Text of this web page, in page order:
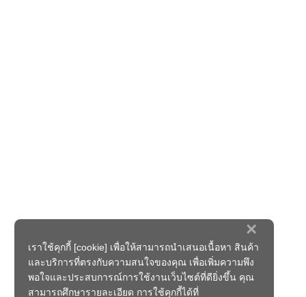
×
เราใช้คุกกี้ [cookie] เพื่อให้สามารถนำเสนอเนื้อหา สินค้า
และบริการที่ตรงกับความสนใจของคุณ เพื่อเพิ่มความพึง
พอใจและประสบการณ์การใช้งานเว็บไซต์ที่ดียิ่งขึ้น คุณ
สามารถศึกษารายละเอียด การใช้คุกกี้ได้ที่